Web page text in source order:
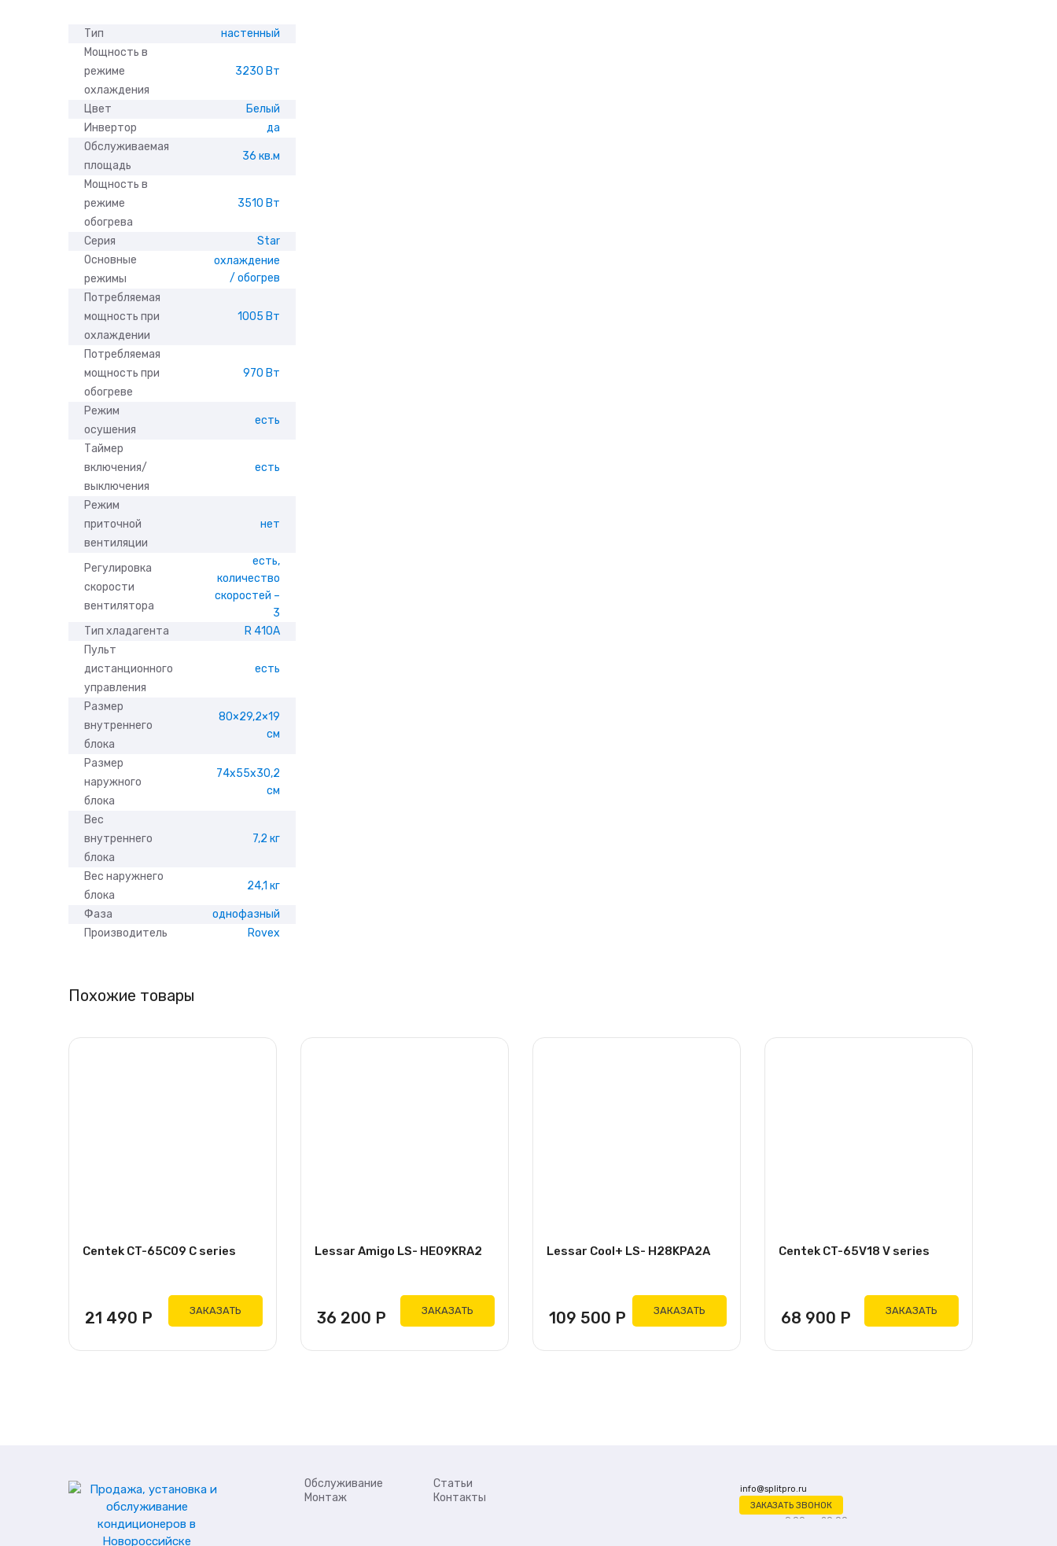
Тип
настенный
Мощность в
режиме
охлаждения
3230 Вт
Цвет
Белый
Инвертор
да
Обслуживаемая
площадь
36 кв.м
Мощность в
режиме
обогрева
3510 Вт
Серия
Star
Основные
режимы
охлаждение
/ обогрев
Потребляемая
мощность при
охлаждении
1005 Вт
Потребляемая
мощность при
обогреве
970 Вт
Режим
осушения
есть
Таймер
включения/
выключения
есть
Режим
приточной
вентиляции
нет
Регулировка
скорости
вентилятора
есть,
количество
скоростей –
3
Тип хладагента
R 410A
Пульт
дистанционного
управления
есть
Размер
внутреннего
блока
80×29,2×19
см
Размер
наружного
блока
74x55x30,2
см
Вес
внутреннего
блока
7,2 кг
Вес наружнего
блока
24,1 кг
Фаза
однофазный
Производитель
Rovex
Похожие товары
Centek CT-65C09 C series
21 490 Р ЗАКАЗАТЬ
Lessar Amigo LS- HE09KRA2
36 200 Р ЗАКАЗАТЬ
Lessar Cool+ LS- H28KPA2A
109 500 Р ЗАКАЗАТЬ
Centek CT-65V18 V series
68 900 Р ЗАКАЗАТЬ
Обслуживание
Монтаж
Статьи
Контакты
info@splitpro.ru
ЗАКАЗАТЬ ЗВОНОК
ежедневно с 9:00 до 20:00